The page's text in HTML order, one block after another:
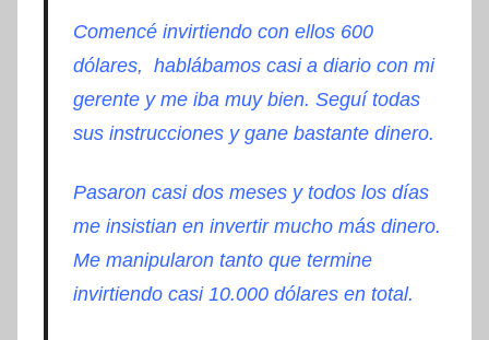
Comencé invirtiendo con ellos 600
dólares, hablábamos casi a diario con mi
gerente y me iba muy bien. Seguí todas
sus instrucciones y gane bastante dinero.
Pasaron casi dos meses y todos los días
me insistian en invertir mucho más dinero.
Me manipularon tanto que termine
invirtiendo casi 10.000 dólares en total.